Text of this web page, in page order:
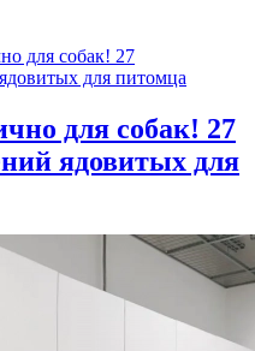
для собак! 27
ядовитых для